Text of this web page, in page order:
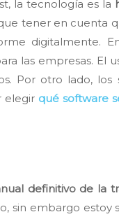
la tecnología es la
tener en cuenta
digitalmente.
las empresas. El
Por otro lado, los
elegir qué software
definitivo de la
sin embargo